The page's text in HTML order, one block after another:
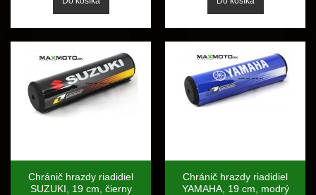
Chránič hrazdy riadidiel
SUZUKI, 19 cm, čierny
Chránič hrazdy riadidiel
YAMAHA, 19 cm, modrý